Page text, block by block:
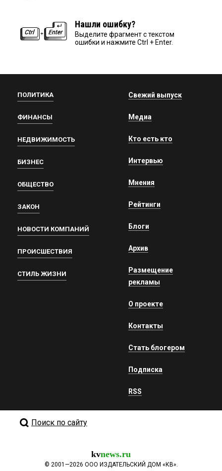
Нашли ошибку?
Выделите фрагмент с текстом
ошибки и нажмите Ctrl + Enter.
ПОЛИТИКА
ФИНАНСЫ
НЕДВИЖИМОСТЬ
БИЗНЕС
ОБЩЕСТВО
ЗАКОН
НОВОСТИ КОМПАНИЙ
ПРОИСШЕСТВИЯ
СТИЛЬ ЖИЗНИ
Свежий выпуск
Медиа
Кто есть кто
Интервью
Мнения
Рейтинги
Блоги
Архив
Размещение
рекламы
О проекте
Контакты
Стать блогером
Подписка
RSS
Поиск по сайту
kvnews.ru
© 2001—2026 ООО ИЗДАТЕЛЬСКИЙ ДОМ «КВ».